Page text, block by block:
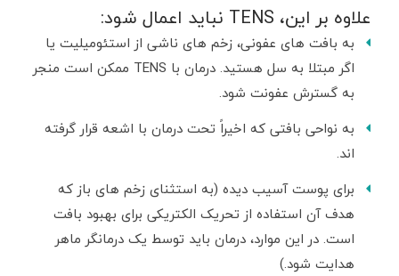
علاوه بر این، TENS نباید اعمال شود:
به بافت های عفونی، زخم های ناشی از استئومیلیت یا
اگر مبتلا به سل هستید. درمان با TENS ممکن است منجر
به گسترش عفونت شود.
به نواحی بافتی که اخیراً تحت درمان با اشعه قرار گرفته
اند.
برای پوست آسیب دیده (به استثنای زخم های باز که
هدف آن استفاده از تحریک الکتریکی برای بهبود بافت
است. در این موارد، درمان باید توسط یک درمانگر ماهر
هدایت شود.)